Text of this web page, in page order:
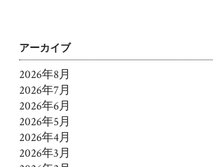
アーカイブ
2026年8月
2026年7月
2026年6月
2026年5月
2026年4月
2026年3月